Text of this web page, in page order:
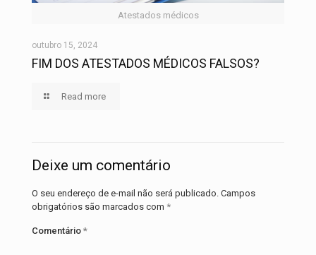
Atestados médicos
outubro 15, 2024
FIM DOS ATESTADOS MÉDICOS FALSOS?
Read more
Deixe um comentário
O seu endereço de e-mail não será publicado. Campos
obrigatórios são marcados com *
Comentário *